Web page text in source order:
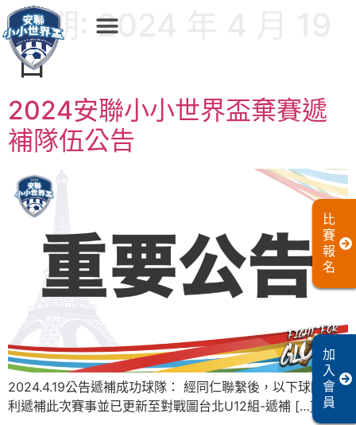
比
賽
報
名
加
入
會
員
日期:2024 年 4 月 19
日
2024安聯小小世界盃棄賽遞
補隊伍公告
2024.4.19公告遞補成功球隊： 經同仁聯繫後，以下球隊順
利遞補此次賽事並已更新至對戰圖台北U12組-遞補 […]